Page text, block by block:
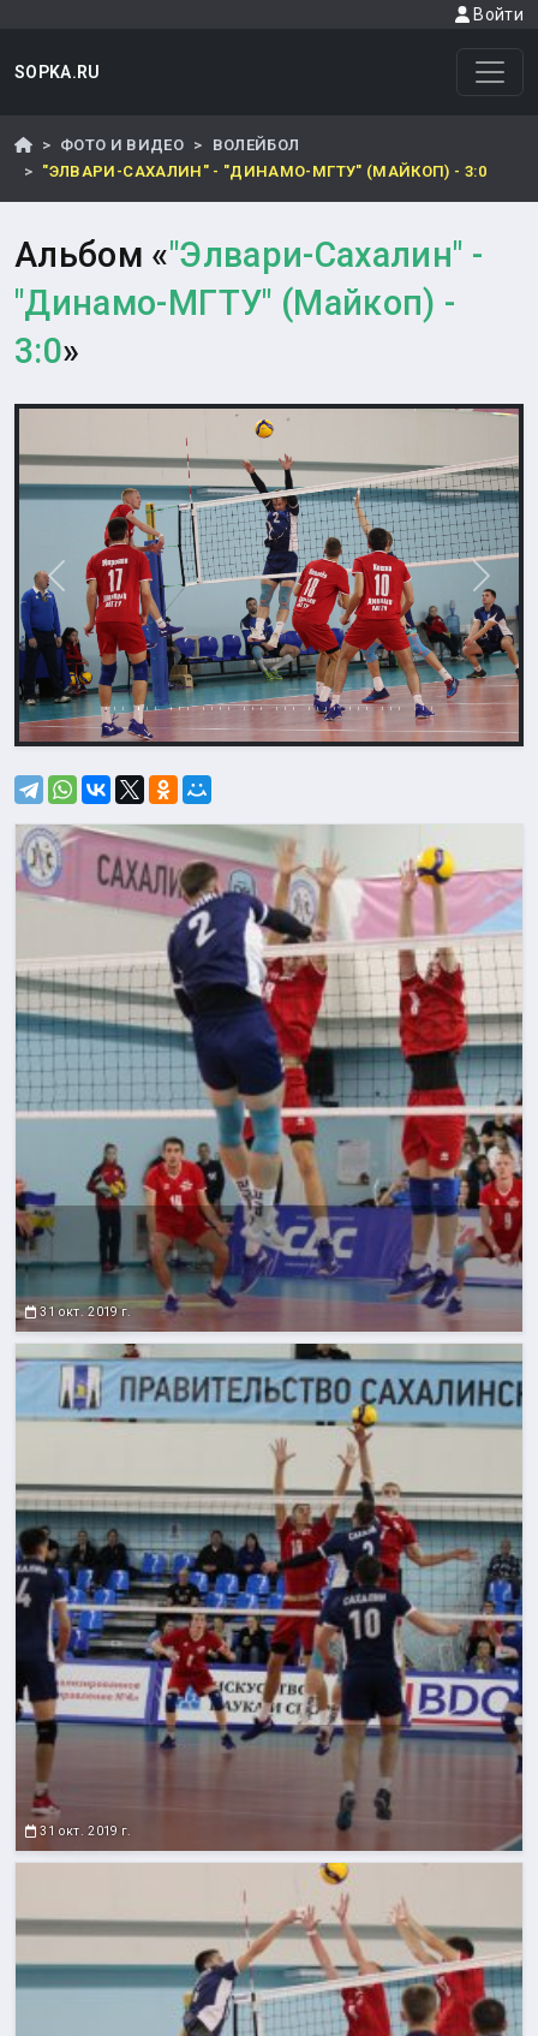
Войти
SOPKA.RU
ФОТО И ВИДЕО
ВОЛЕЙБОЛ
"ЭЛВАРИ-САХАЛИН" - "ДИНАМО-МГТУ" (МАЙКОП) - 3:0
Альбом «"Элвари-Сахалин" -
"Динамо-МГТУ" (Майкоп) -
3:0»
Назад
31 окт. 2019 г.
31 окт. 2019 г.